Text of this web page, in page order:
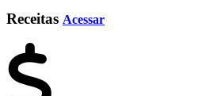
Receitas Acessar